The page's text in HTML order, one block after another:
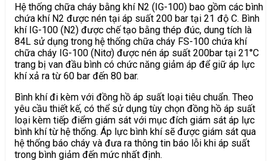
Hệ thống chữa cháy bằng khí N2 (IG-100) bao gồm các bình
chứa khí N2 được nén tại áp suất 200 bar tại 21 độ C. Bình
khí IG-100 (N2) được chế tạo bằng thép đúc, dung tích là
84L sử dụng trong hệ thống chữa cháy FS-100 chứa khí
chữa cháy IG-100 (Nitơ) được nén áp suất 200bar tại 21°C
trang bị van đầu bình có chức năng giảm áp để giữ áp lực
khí xả ra từ 60 bar đến 80 bar.
Bình khí đi kèm với đồng hồ áp suất loại tiêu chuẩn. Theo
yêu cầu thiết kế, có thể sử dụng tùy chọn đồng hồ áp suất
loại kèm tiếp điểm giám sát với mục đích giám sát áp lực
bình khí từ hệ thống. Áp lực bình khí sẽ được giám sát qua
hệ thống báo cháy và đưa ra thông tin báo lỗi khi áp suất
trong bình giảm đến mức nhất định.